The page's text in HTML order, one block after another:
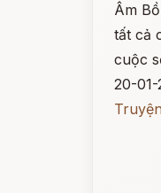
Âm
tất cả
cuộc
20-01-